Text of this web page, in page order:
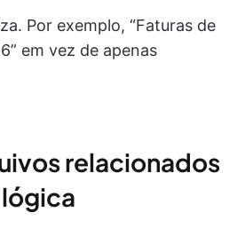
Por exemplo, “Faturas de
em vez de apenas
relacionados